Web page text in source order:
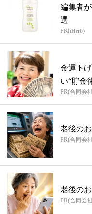
編集者
選
PR(iHerb)
金運下
い“貯金
PR(合同会
老後の
PR(合同会
老後の
PR(合同会